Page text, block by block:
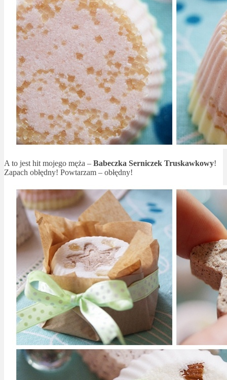
A to jest hit mojego męża – Babeczka Serniczek Truskawkowy!
Zapach obłędny! Powtarzam – obłędny!